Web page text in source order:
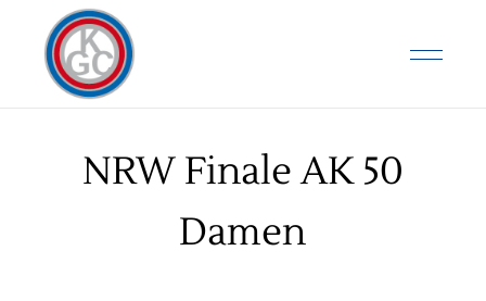
NRW Finale AK 50
Damen